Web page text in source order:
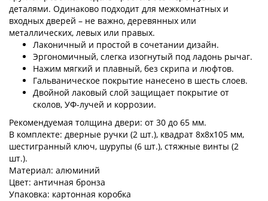
деталями. Одинаково подходит для межкомнатных и
входных дверей – не важно, деревянных или
металлических, левых или правых.
Лаконичный и простой в сочетании дизайн.
Эргономичный, слегка изогнутый под ладонь рычаг.
Нажим мягкий и плавный, без скрипа и люфтов.
Гальваническое покрытие нанесено в шесть слоев.
Двойной лаковый слой защищает покрытие от
сколов, УФ-лучей и коррозии.
Рекомендуемая толщина двери: от 30 до 65 мм.
В комплекте: дверные ручки (2 шт.), квадрат 8x8x105 мм,
шестигранный ключ, шурупы (6 шт.), стяжные винты (2
шт.).
Материал: алюминий
Цвет: античная бронза
Упаковка: картонная коробка